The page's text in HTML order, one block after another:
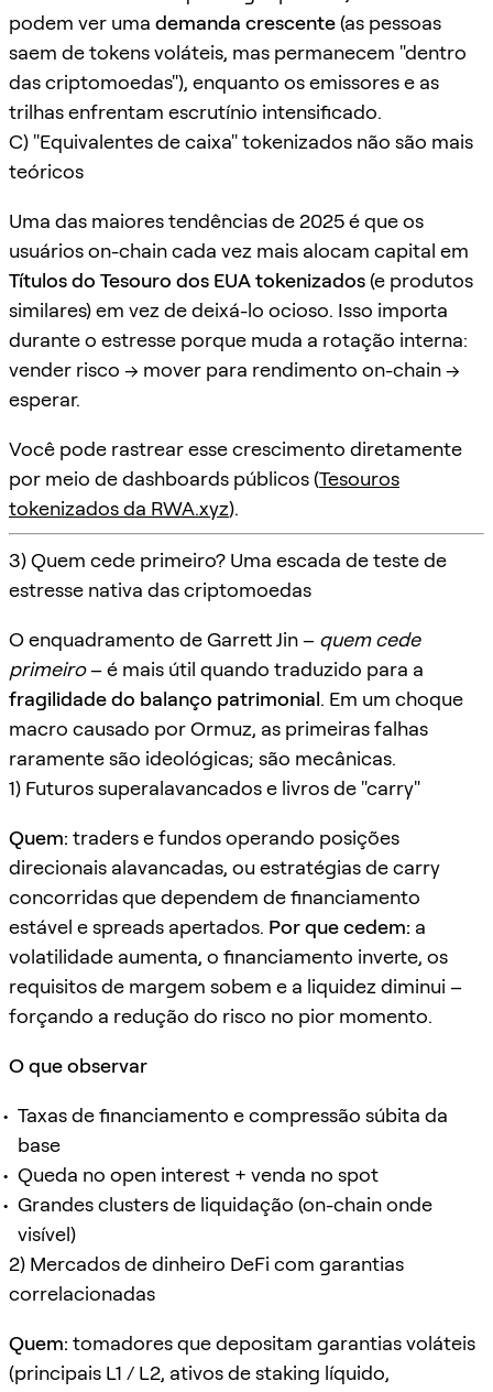
podem ver uma demanda crescente(as pessoas
saem de tokens voláteis, mas permanecem "dentro
das criptomoedas"), enquanto os emissores e as
trilhas enfrentam escrutínio intensificado.
C) "Equivalentes de caixa" tokenizados não são mais
teóricos
Uma das maiores tendências de 2025 é que os
usuários on-chain cada vez mais alocam capital em
Títulos do Tesouro dos EUA tokenizados(e produtos
similares) em vez de deixá-lo ocioso. Isso importa
durante o estresse porque muda a rotação interna:
vender risco → mover para rendimento on-chain →
esperar.
Você pode rastrear esse crescimento diretamente
por meio de dashboards públicos (Tesouros
tokenizados da RWA.xyz).
3) Quem cede primeiro? Uma escada de teste de
estresse nativa das criptomoedas
O enquadramento de Garrett Jin – quem cede
primeiro– é mais útil quando traduzido para a
fragilidade do balanço patrimonial. Em um choque
macro causado por Ormuz, as primeiras falhas
raramente são ideológicas; são mecânicas.
1) Futuros superalavancados e livros de "carry"
Quem: traders e fundos operando posições
direcionais alavancadas, ou estratégias de carry
concorridas que dependem de financiamento
estável e spreads apertados. Por que cedem: a
volatilidade aumenta, o financiamento inverte, os
requisitos de margem sobem e a liquidez diminui –
forçando a redução do risco no pior momento.
O que observar
Taxas de financiamento e compressão súbita da
base
Queda no open interest + venda no spot
Grandes clusters de liquidação (on-chain onde
visível)
2) Mercados de dinheiro DeFi com garantias
correlacionadas
Quem: tomadores que depositam garantias voláteis
(principais L1 / L2, ativos de staking líquido,